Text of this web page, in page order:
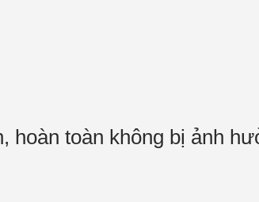
hoàn toàn không bị ảnh